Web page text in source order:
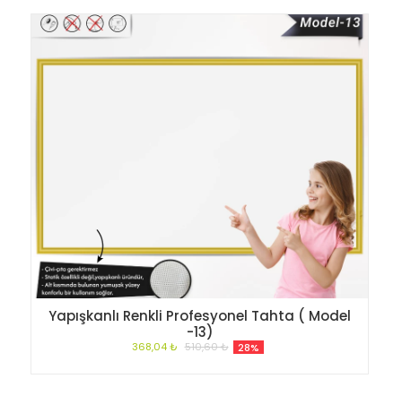
Yapışkanlı Renkli Profesyonel Tahta ( Model
-13)
368,04 ₺ 510,60 ₺ 28%